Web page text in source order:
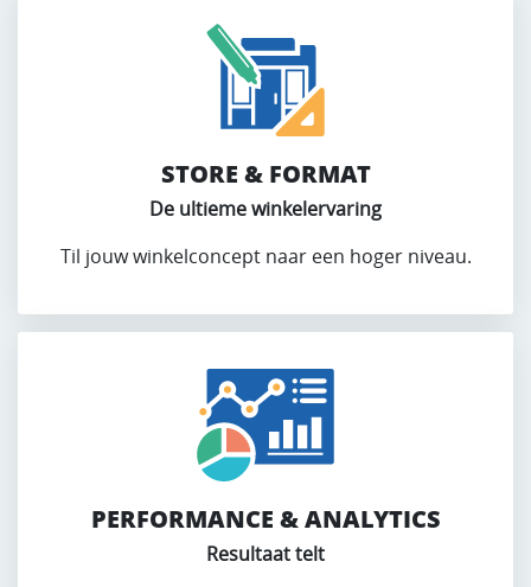
STORE & FORMAT
De ultieme winkelervaring
Til jouw winkelconcept naar een hoger niveau.
PERFORMANCE & ANALYTICS
Resultaat telt